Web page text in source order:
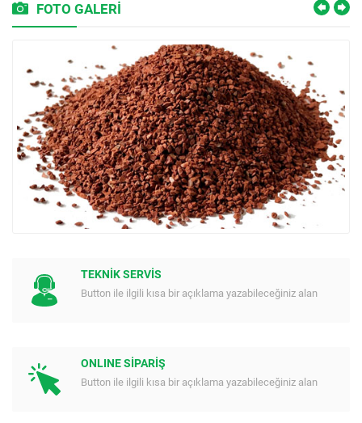
FOTO GALERİ
TEKNİK SERVİS
Button ile ilgili kısa bir açıklama yazabileceğiniz alan
ONLINE SİPARİŞ
Button ile ilgili kısa bir açıklama yazabileceğiniz alan